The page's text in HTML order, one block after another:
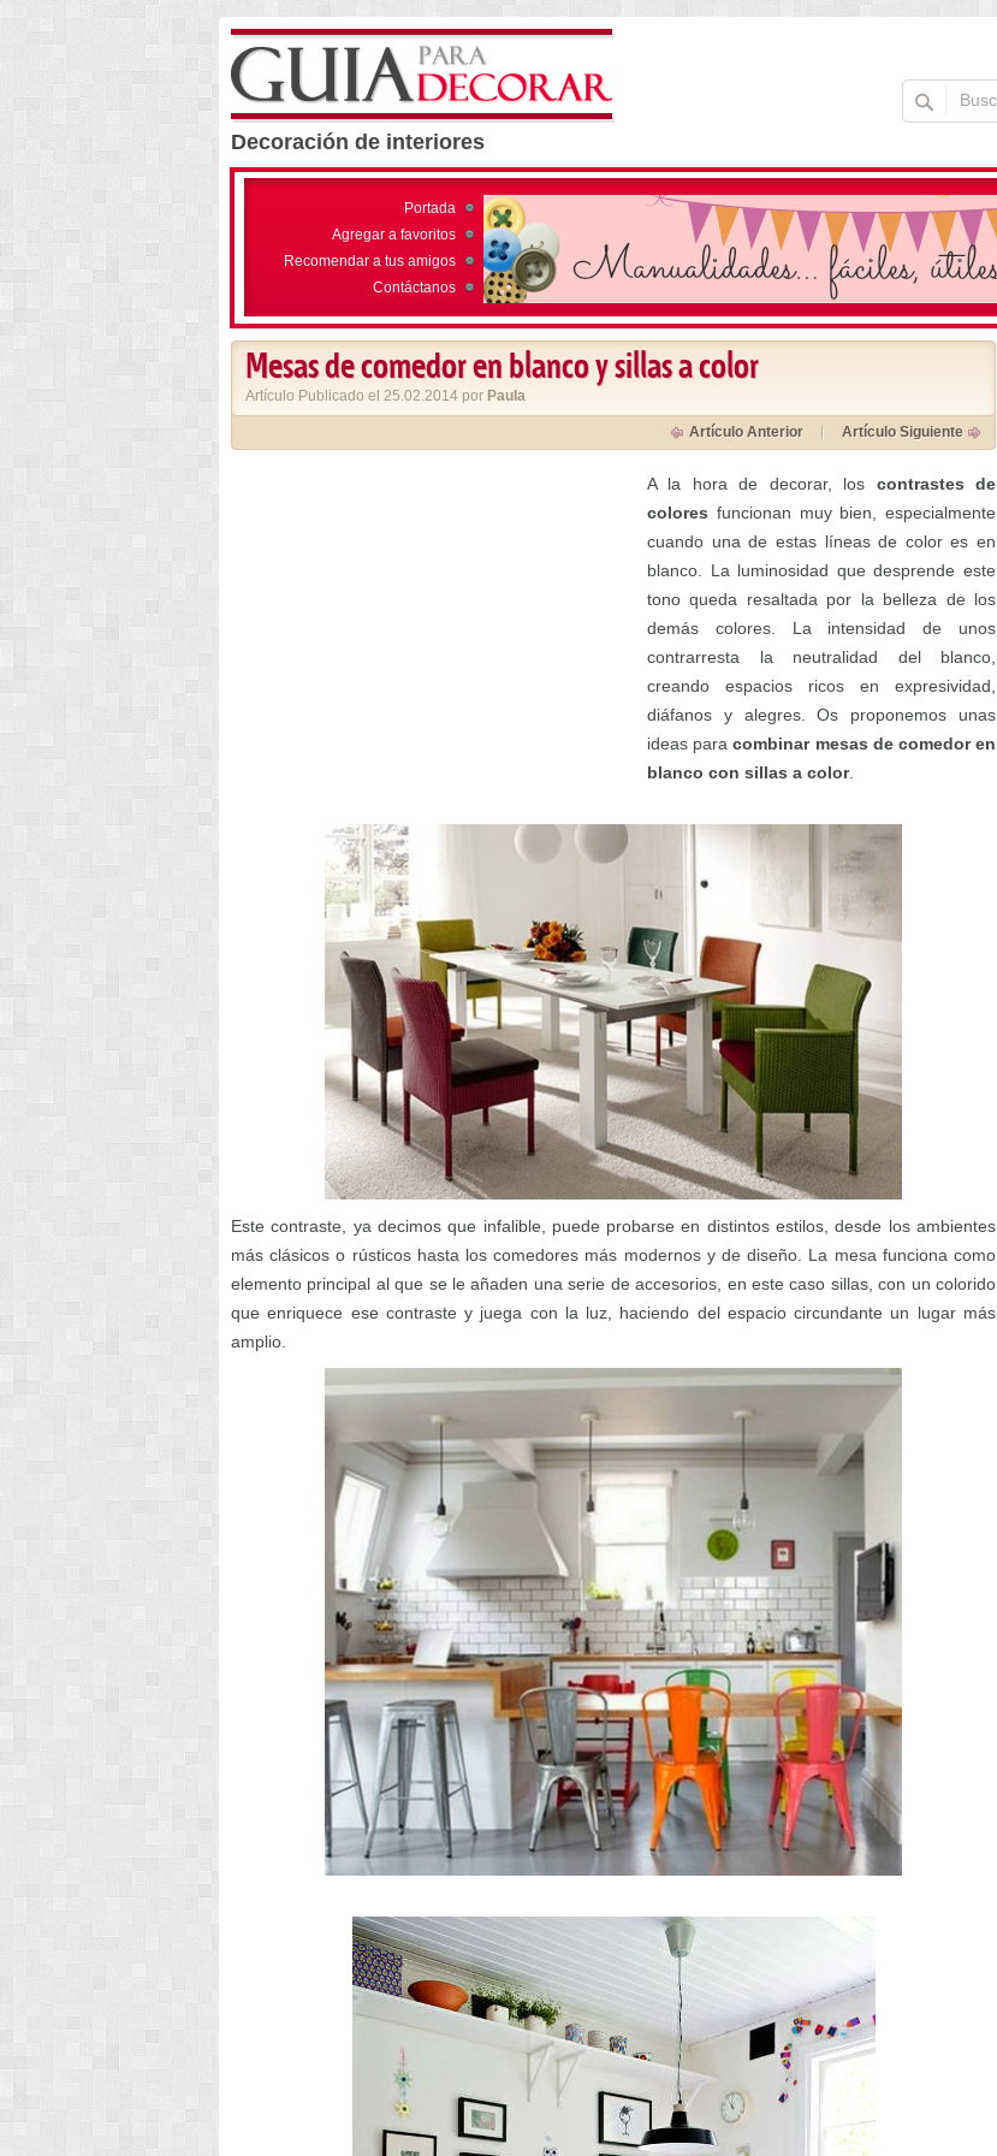
Decoración de interiores
Portada
Agregar a favoritos
Recomendar a tus amigos
Contáctanos
Mesas de comedor en blanco y sillas a color
Artículo Publicado el 25.02.2014 por Paula
Artículo Anterior Artículo Siguiente
A la hora de decorar, los contrastes de
colores funcionan muy bien, especialmente
cuando una de estas líneas de color es en
blanco. La luminosidad que desprende este
tono queda resaltada por la belleza de los
demás colores. La intensidad de unos
contrarresta la neutralidad del blanco,
creando espacios ricos en expresividad,
diáfanos y alegres. Os proponemos unas
ideas paracombinar mesas de comedor en
blanco con sillas a color.
Este contraste, ya decimos que infalible, puede probarse en distintos estilos, desde los ambientes
más clásicos o rústicos hasta los comedores más modernos y de diseño. La mesa funciona como
elemento principal al que se le añaden una serie de accesorios, en este caso sillas, con un colorido
que enriquece ese contraste y juega con la luz, haciendo del espacio circundante un lugar más
amplio.